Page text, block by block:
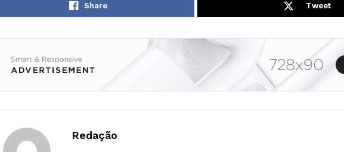
Share Tweet
Redação